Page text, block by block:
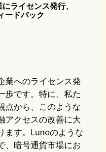
ライセンス発行、
ードバック
業へのライセンス発
歩です。特に、私た
点から、このような
アクセスの改善に大
ます。Lunoのような
、暗号通貨市場にお